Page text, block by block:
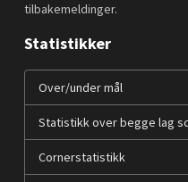
tilbakemeldinger.
Statistikker
Over/under mål
Statistikk over begge lag
Cornerstatistikk